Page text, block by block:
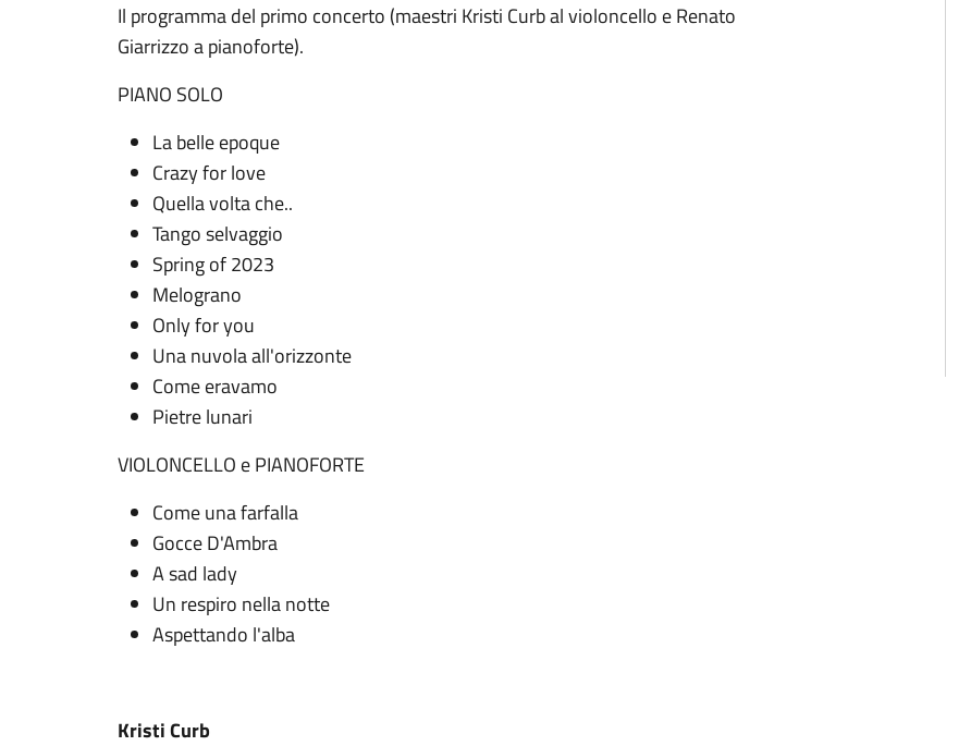
Il programma del primo concerto (maestri Kristi Curb al violoncello e Renato
Giarrizzo a pianoforte).
PIANO SOLO
La belle epoque
Crazy for love
Quella volta che..
Tango selvaggio
Spring of 2023
Melograno
Only for you
Una nuvola all'orizzonte
Come eravamo
Pietre lunari
VIOLONCELLO e PIANOFORTE
Come una farfalla
Gocce D'Ambra
A sad lady
Un respiro nella notte
Aspettando l'alba
Kristi Curb